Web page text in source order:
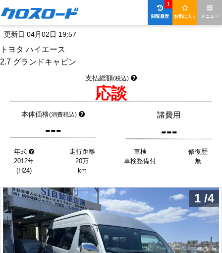
メニュー
お気に入り
閲覧履歴
1
更新日 04月02日 19:57
トヨタ ハイエース
2.7 グランドキャビン
支払総額(税込)
応談
本体価格(消費税込)
---
諸費用
---
年式
2012年
(H24)
走行距離
20万
km
車検
車検整備付
修復歴
無
1 /4